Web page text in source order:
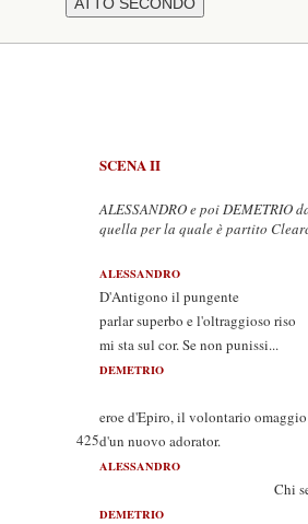
SCENA II
ALESSANDRO e poi DEMETRIO
quella per la quale è partito
ALESSANDRO
D'Antigono il pungente
parlar superbo e l'oltraggioso riso
mi sta sul cor. Se non punissi...
DEMETRIO
eroe d'Epiro, il volontario omaggio
425d'un nuovo adorator.
ALESSANDRO
Chi
DEMETRIO